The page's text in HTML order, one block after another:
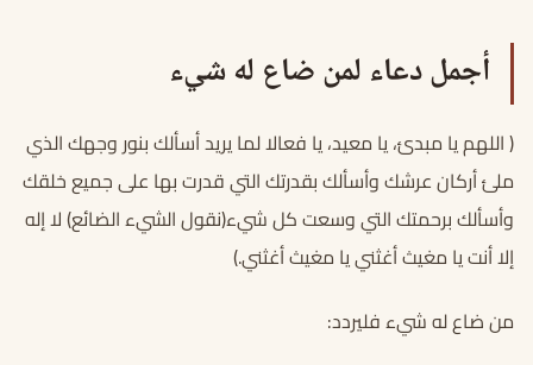
أجمل دعاء لمن ضاع له شيء
( اللهم يا مبدئ، يا معيد، يا فعالا لما يريد أسألك بنور وجهك الذي
ملئ أركان عرشك وأسألك بقدرتك التي قدرت بها على جميع خلقك
وأسألك برحمتك التي وسعت كل شيء(نقول الشيء الضائع) لا إله
إلا أنت يا مغيث أغثني يا مغيث أغثني.)
من ضاع له شيء فليردد: